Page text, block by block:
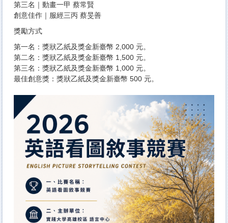
第三名｜動畫一甲 蔡常賢
創意佳作｜服經三丙 蔡旻善
獎勵方式
第一名：獎狀乙紙及獎金新臺幣 2,000 元。
第二名：獎狀乙紙及獎金新臺幣 1,500 元。
第三名：獎狀乙紙及獎金新臺幣 1,000 元。
最佳創意獎：獎狀乙紙及獎金新臺幣 500 元。